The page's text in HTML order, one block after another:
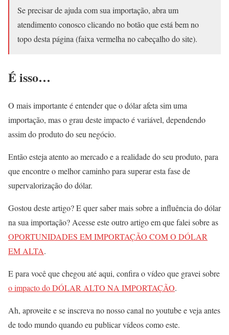
Se precisar de ajuda com sua importação, abra um
atendimento conosco clicando no botão que está bem no
topo desta página (faixa vermelha no cabeçalho do site).
É isso…
O mais importante é entender que o dólar afeta sim uma
importação, mas o grau deste impacto é variável, dependendo
assim do produto do seu negócio.
Então esteja atento ao mercado e a realidade do seu produto, para
que encontre o melhor caminho para superar esta fase de
supervalorização do dólar.
Gostou deste artigo? E quer saber mais sobre a influência do dólar
na sua importação? Acesse este outro artigo em que falei sobre as
OPORTUNIDADES EM IMPORTAÇÃO COM O DÓLAR
EM ALTA.
E para você que chegou até aqui, confira o vídeo que gravei sobre
o impacto do DÓLAR ALTO NA IMPORTAÇÃO.
Ah, aproveite e se inscreva no nosso canal no youtube e veja antes
de todo mundo quando eu publicar vídeos como este.